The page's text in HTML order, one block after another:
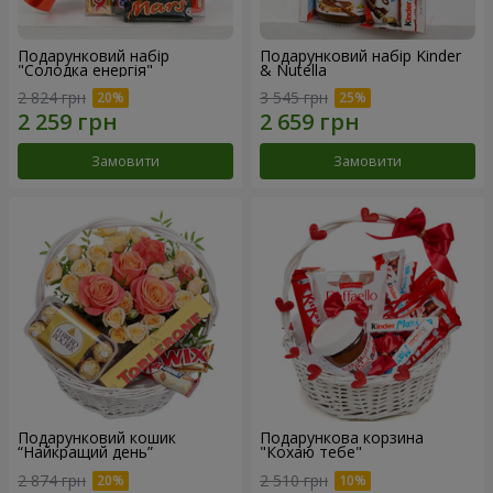
Подарунковий набір
"Солодка енергія"
2 824 грн
Замовити
Подарунковий набір Kinder
& Nutella
3 545 грн
Замовити
Подарунковий кошик
“Найкращий день”
2 874 грн
Подарункова корзина
"Кохаю тебе"
2 510 грн